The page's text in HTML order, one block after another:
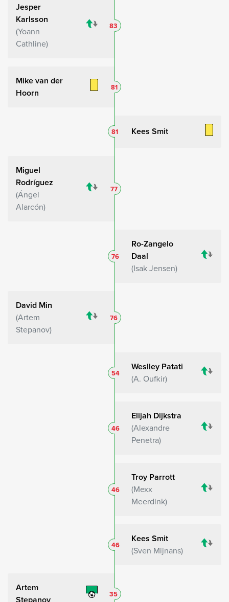
Jesper
Karlsson
Yoann
Cathline
83
Mike van der
Hoorn
81
Kees Smit
81
Miguel
Rodríguez
Ángel
Alarcón
77
Ro-Zangelo
Daal
Isak Jensen
76
David Min
Artem
Stepanov
76
Weslley Patati
A. Oufkir
54
Elijah Dijkstra
Alexandre
Penetra
46
Troy Parrott
Mexx
Meerdink
46
Kees Smit
Sven Mijnans
46
Artem
Stepanov
35